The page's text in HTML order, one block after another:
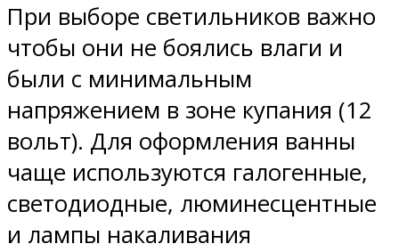
При выборе светильников важно
чтобы они не боялись влаги и
были с минимальным
напряжением в зоне купания (12
вольт). Для оформления ванны
чаще используются галогенные,
светодиодные, люминесцентные
и лампы накаливания